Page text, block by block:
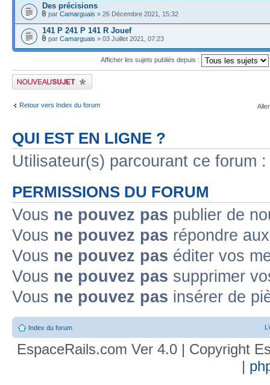
Des précisions
par Camarguais » 26 Décembre 2021, 15:32
141 P 241 P 141 R Jouef
par Camarguais » 03 Juillet 2021, 07:23
Afficher les sujets publiés depuis :
Publier un nouveau sujet
Retour vers Index du forum
QUI EST EN LIGNE ?
Utilisateur(s) parcourant ce forum
PERMISSIONS DU FORUM
Vous ne pouvez pas publier de
Vous ne pouvez pas répondre
Vous ne pouvez pas éditer vos
Vous ne pouvez pas supprimer
Vous ne pouvez pas insérer de
Index du forum
EspaceRails.com Ver 4.0 | Copyright
|